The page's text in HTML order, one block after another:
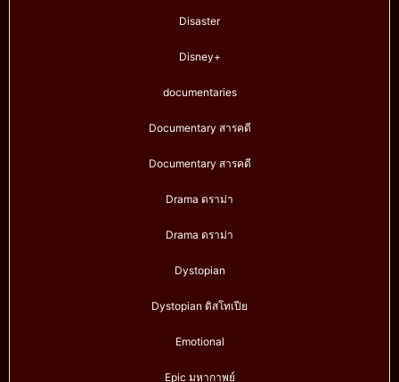
Disaster
Disney+
documentaries
Documentary สารคดี
Documentary สารคดี
Drama ดราม่า
Drama ดราม่า
Dystopian
Dystopian ดิสโทเปีย
Emotional
Epic มหากาพย์